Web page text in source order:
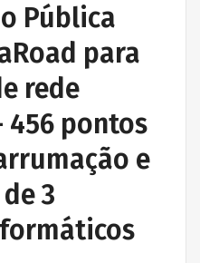
Pública
para
rede
pontos
e
3